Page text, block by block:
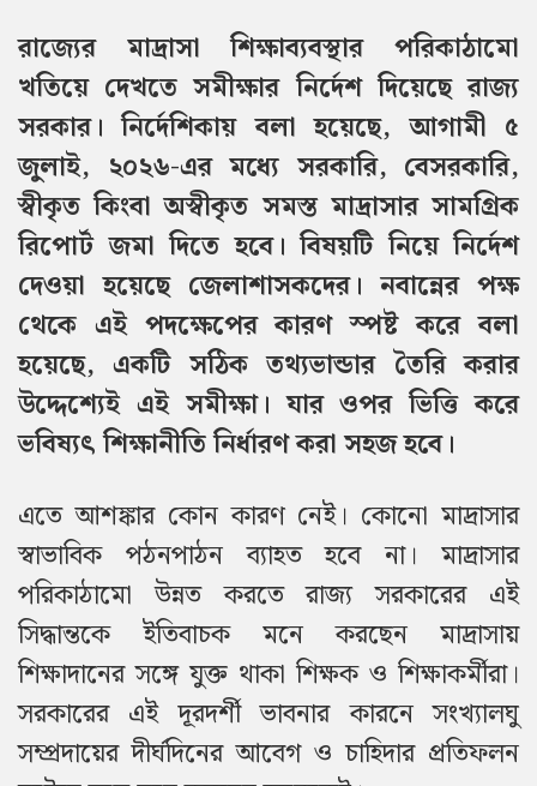
রাজ্যের মাদ্রাসা শিক্ষাব্যবস্থার পরিকাঠামো
খতিয়ে দেখতে সমীক্ষার নির্দেশ দিয়েছে রাজ্য
সরকার। নির্দেশিকায় বলা হয়েছে, আগামী ৫
জুলাই, ২০২৬-এর মধ্যে সরকারি, বেসরকারি,
স্বীকৃত কিংবা অস্বীকৃত সমস্ত মাদ্রাসার সামগ্রিক
রিপোর্ট জমা দিতে হবে। বিষয়টি নিয়ে নির্দেশ
দেওয়া হয়েছে জেলাশাসকদের। নবান্নের পক্ষ
থেকে এই পদক্ষেপের কারণ স্পষ্ট করে বলা
হয়েছে, একটি সঠিক তথ্যভান্ডার তৈরি করার
উদ্দেশ্যেই এই সমীক্ষা। যার ওপর ভিত্তি করে
ভবিষ্যৎ শিক্ষানীতি নির্ধারণ করা সহজ হবে।
এতে আশঙ্কার কোন কারণ নেই। কোনো মাদ্রাসার
স্বাভাবিক পঠনপাঠন ব্যাহত হবে না। মাদ্রাসার
পরিকাঠামো উন্নত করতে রাজ্য সরকারের এই
সিদ্ধান্তকে ইতিবাচক মনে করছেন মাদ্রাসায়
শিক্ষাদানের সঙ্গে যুক্ত থাকা শিক্ষক ও শিক্ষাকর্মীরা।
সরকারের এই দূরদর্শী ভাবনার কারনে সংখ্যালঘু
সম্প্রদায়ের দীর্ঘদিনের আবেগ ও চাহিদার প্রতিফলন